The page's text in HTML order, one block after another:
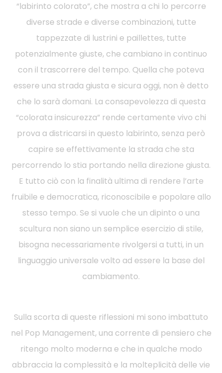
“labirinto colorato”, che mostra a chi lo percorre
diverse strade e diverse combinazioni, tutte
tappezzate di lustrini e paillettes, tutte
potenzialmente giuste, che cambiano in continuo
con il trascorrere del tempo. Quella che poteva
essere una strada giusta e sicura oggi, non è detto
che lo sarà domani. La consapevolezza di questa
“colorata insicurezza” rende certamente vivo chi
prova a districarsi in questo labirinto, senza però
capire se effettivamente la strada che sta
percorrendo lo stia portando nella direzione giusta.
E tutto ciò con la finalità ultima di rendere l’arte
fruibile e democratica, riconoscibile e popolare allo
stesso tempo. Se si vuole che un dipinto o una
scultura non siano un semplice esercizio di stile,
bisogna necessariamente rivolgersi a tutti, in un
linguaggio universale volto ad essere la base del
cambiamento.
Sulla scorta di queste riflessioni mi sono imbattuto
nel Pop Management, una corrente di pensiero che
ritengo molto moderna e che in qualche modo
abbraccia la complessità e la molteplicità delle vie